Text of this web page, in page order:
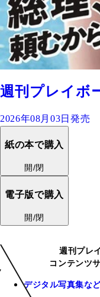
週刊プレイボ
2026年08月03日発売
紙の本で購入
開/閉
電子版で購入
開/閉
週刊プレ
コンテンツ
デジタル写真集な